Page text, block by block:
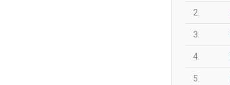
2.
3.
4.
5.